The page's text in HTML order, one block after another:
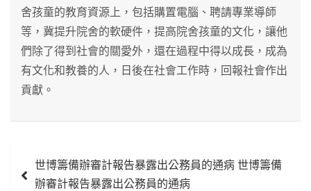
舍孩童的教育資源上，包括購置電腦、聘請專業導師
等，冀提升院舍的軟硬件，提高院舍孩童的文化，讓他
們除了得到社會的關愛外，還在過程中得以成長，成為
有文化和教養的人，日後在社會工作時，回報社會作出
貢獻。
章 世博籌備辦審計報告暴露出公務員的通病 世博籌備
辦審計報告暴露出公務員的通病